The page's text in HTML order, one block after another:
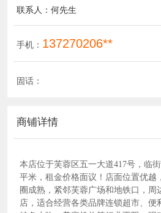
联系人：何先生
手机： 137270206**
固话：
商铺详情
本店位于芙蓉区五一大道417号，临
平米，租金价格面议！店面位置优越
圈成熟，紧邻芙蓉广场和地铁口，周
店，适合经营各类品牌连锁超市、便